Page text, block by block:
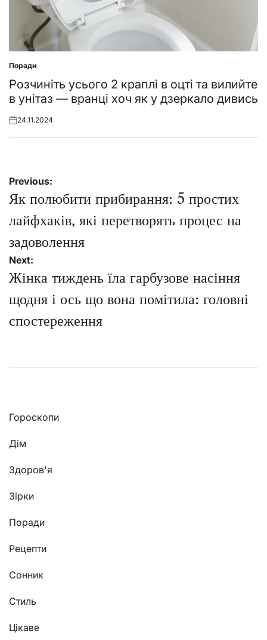
Posted
in
Поради
Розчиніть усього 2 краплі в оцті та вилийте
в унітаз — вранці хоч як у дзеркало дивись
Posted
24.11.2024
Навігація
записів
Previous:
Як полюбити прибирання: 5 простих
лайфхаків, які перетворять процес на
задоволення
Next:
Жінка тиждень їла гарбузове насіння
щодня і ось що вона помітила: головні
спостереження
Гороскопи
Дім
Здоров'я
Зірки
Поради
Рецепти
Сонник
Стиль
Цікаве